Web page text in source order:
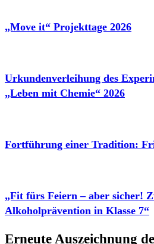
„Move it“ Projekttage 2026
Urkundenverleihung des
„Leben mit Chemie“ 2026
Fortführung einer Tradition:
„Fit fürs Feiern – aber sicher!
Alkoholprävention in Klasse 7“
Erneute Auszeichnung